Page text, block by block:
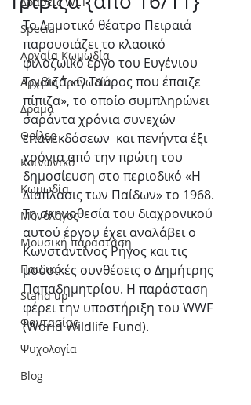
Special
Αρχαία Κωμωδία
Αρχαία Τραγωδία
Δράμα
Θρίλερ
Κοινωνικό
Κωμωδία
Μονόλογος
Μουσική παράσταση
Παιδικό
Stand up
Φαντασίας
Ψυχολογία
Blog
Το Δημοτικό θέατρο Πειραιά
παρουσιάζει το κλασικό
φιλοζωικό έργο του Ευγένιου
Τριβιζά «Ο Ταύρος που έπαιζε
πίπιζα», το οποίο συμπληρώνει
σαράντα χρόνια συνεχών
επανεκδόσεων  και πενήντα έξι
χρόνια από την πρώτη του
δημοσίευση στο περιοδικό «Η
Διάπλασις των Παίδων» το 1968.
Τη σκηνοθεσία του διαχρονικού
αυτού έργου έχει αναλάβει ο
Κωνσταντίνος Ρήγος και τις
μουσικές συνθέσεις ο Δημήτρης
Παπαδημητρίου. Η παράσταση
φέρει την υποστήριξη του WWF
(World Wildlife Fund).